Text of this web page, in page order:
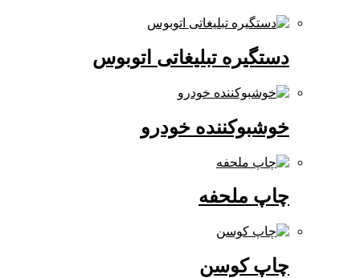
دستگیره تبلیغاتی اتوبوس
خوشبوکننده خودرو
چاپ ملحفه
چاپ کوسن